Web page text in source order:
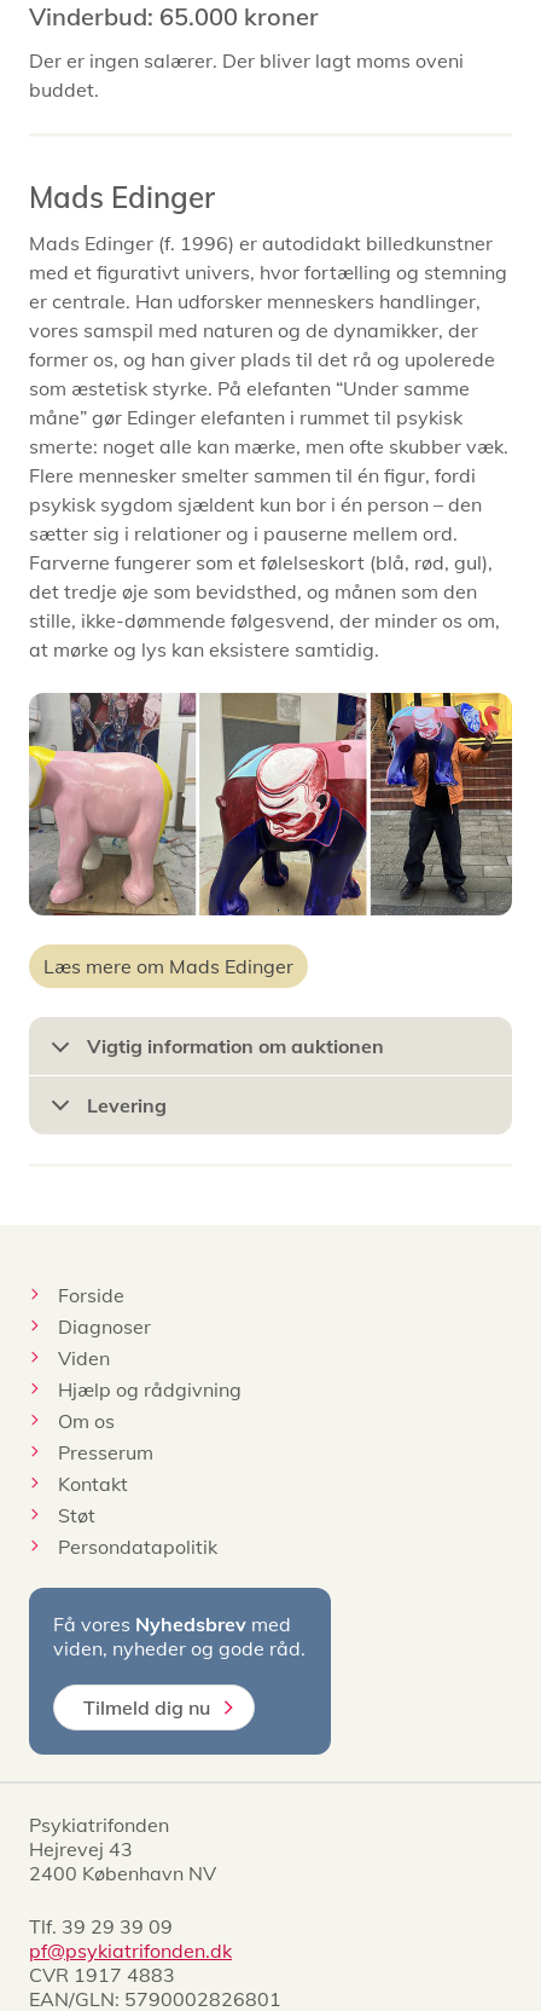
Vinderbud: 65.000 kroner
Der er ingen salærer. Der bliver lagt moms oveni
buddet.
Mads Edinger
Mads Edinger (f. 1996) er autodidakt billedkunstner
med et figurativt univers, hvor fortælling og stemning
er centrale. Han udforsker menneskers handlinger,
vores samspil med naturen og de dynamikker, der
former os, og han giver plads til det rå og upolerede
som æstetisk styrke. På elefanten “Under samme
måne” gør Edinger elefanten i rummet til psykisk
smerte: noget alle kan mærke, men ofte skubber væk.
Flere mennesker smelter sammen til én figur, fordi
psykisk sygdom sjældent kun bor i én person – den
sætter sig i relationer og i pauserne mellem ord.
Farverne fungerer som et følelseskort (blå, rød, gul),
det tredje øje som bevidsthed, og månen som den
stille, ikke-dømmende følgesvend, der minder os om,
at mørke og lys kan eksistere samtidig.
Læs mere om Mads Edinger
Vigtig information om auktionen
Levering
Forside
Diagnoser
Viden
Hjælp og rådgivning
Om os
Presserum
Kontakt
Støt
Persondatapolitik
Få vores Nyhedsbrev med
viden, nyheder og gode råd.
Tilmeld dig nu
Psykiatrifonden
Hejrevej 43
2400 København NV
Tlf. 39 29 39 09
pf@psykiatrifonden.dk
CVR 1917 4883
EAN/GLN: 5790002826801